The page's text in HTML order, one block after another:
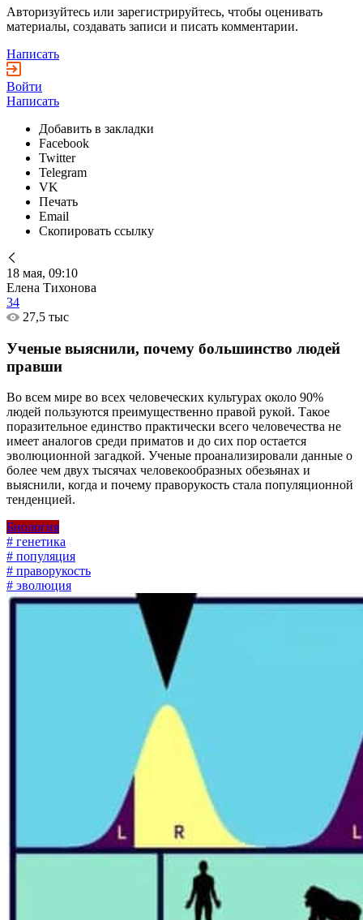
Авторизуйтесь или зарегистрируйтесь, чтобы оценивать
материалы, создавать записи и писать комментарии.
Написать
Войти
Написать
Добавить в закладки
Facebook
Twitter
Telegram
VK
Печать
Email
Скопировать ссылку
18 мая, 09:10
Елена Тихонова
34
27,5 тыс
Ученые выяснили, почему большинство людей
правши
Во всем мире во всех человеческих культурах около 90%
людей пользуются преимущественно правой рукой. Такое
поразительное единство практически всего человечества не
имеет аналогов среди приматов и до сих пор остается
эволюционной загадкой. Ученые проанализировали данные о
более чем двух тысячах человекообразных обезьянах и
выяснили, когда и почему праворукость стала популяционной
тенденцией.
Биология
# генетика
# популяция
# праворукость
# эволюция